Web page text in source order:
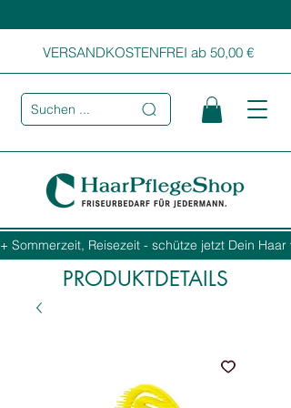
VERSANDKOSTENFREI ab 50,00 €
Suchen ...
+ Sommerzeit, Reisezeit - schütze jetzt Dein
PRODUKTDETAILS